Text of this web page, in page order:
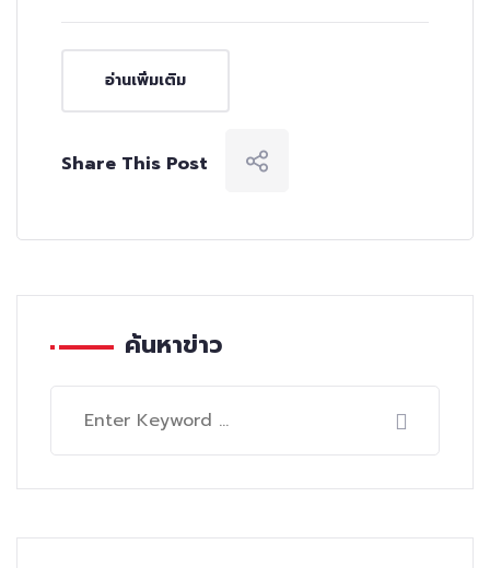
อ่านเพิ่มเติม
Share This Post
ค้นหาข่าว